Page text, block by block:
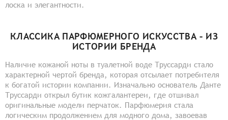
лоска и элегантности.
КЛАССИКА ПАРФЮМЕРНОГО ИСКУССТВА – ИЗ
ИСТОРИИ БРЕНДА
Наличие кожаной ноты в туалетной воде Труссарди стало
характерной чертой бренда, которая отсылает потребителя
к богатой истории компании. Изначально основатель Данте
Труссарди открыл бутик кожгалантереи, где отшивал
оригинальные модели перчаток. Парфюмерия стала
логическим продолжением для модного дома, завоевав